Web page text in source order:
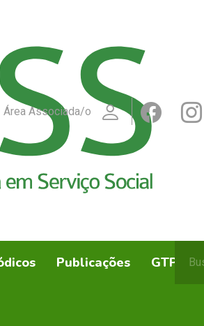
Área Associada/o
Publicações GTPspor: